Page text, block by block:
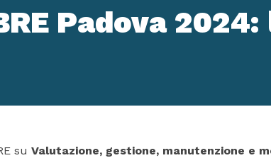
Padova
su Valutazione, gestione, manutenzione e